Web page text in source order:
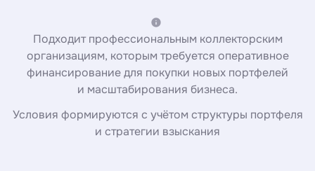
Подходит профессиональным коллекторским
организациям, которым требуется оперативное
финансирование для покупки новых портфелей
и масштабирования бизнеса.
Условия формируются с учётом структуры портфеля
и стратегии взыскания